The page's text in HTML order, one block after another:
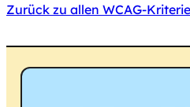
Zurück zu allen WCAG-